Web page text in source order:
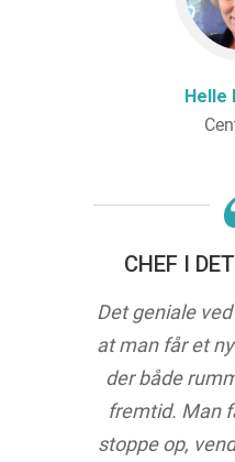
Helle
CHEF I
Det geniale
at man får et
der både
fremtid. Man
stoppe op,